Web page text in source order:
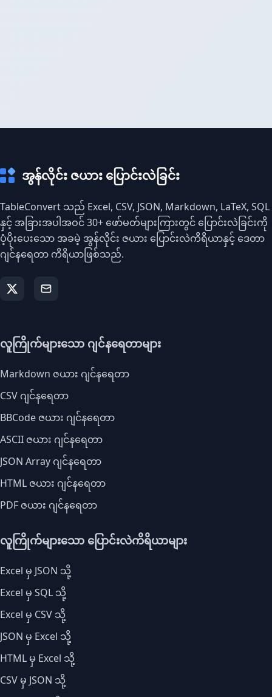
အွန်လိုင်း ဇယား ပြောင်းလဲခြင်း
TableConvert သည် Excel, CSV, JSON, Markdown, LaTeX, SQL
နှင့် အခြားအပါအဝင် 30+ ဖော်မတ်များကြားတွင် ပြောင်းလဲခြင်းကို
ပံ့ပိုးပေးသော အခမဲ့ အွန်လိုင်း ဇယား ပြောင်းလဲကိရိယာနှင့် ဒေတာ
ဂျင်နရေတာ ကိရိယာဖြစ်သည်.
လူကြိုက်များသော ဂျင်နရေတာများ
Markdown ဇယား ဂျင်နရေတာ
CSV ဂျင်နရေတာ
BBCode ဇယား ဂျင်နရေတာ
ASCII ဇယား ဂျင်နရေတာ
JSON Array ဂျင်နရေတာ
HTML ဇယား ဂျင်နရေတာ
PDF ဇယား ဂျင်နရေတာ
လူကြိုက်များသော ပြောင်းလဲကိရိယာများ
Excel မှ JSON သို့
Excel မှ SQL သို့
Excel မှ CSV သို့
JSON မှ Excel သို့
HTML မှ Excel သို့
CSV မှ JSON သို့